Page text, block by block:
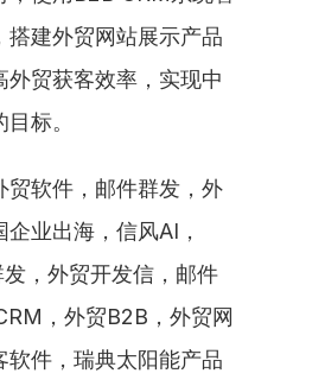
搭建外贸网站展示产品
外贸获客效率，实现中
标。
贸软件，邮件群发，外
业出海，信风AI，
，外贸开发信，邮件
，外贸B2B，外贸网
软件，瑞典太阳能产品